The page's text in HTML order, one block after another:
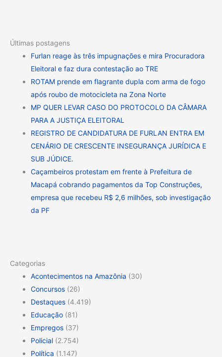
Últimas postagens
Furlan reage às três impugnações e mira Procuradora
Eleitoral e faz dura contestação ao TRE
ROTAM prende em flagrante dupla com arma de fogo
após roubo de motocicleta na Zona Norte
MP QUER LEVAR CASO DO PROTOCOLO DA CÂMARA
PARA A JUSTIÇA ELEITORAL
REGISTRO DE CANDIDATURA DE FURLAN ENTRA EM
CENÁRIO DE CRESCENTE INSEGURANÇA JURÍDICA E
SUB JÚDICE.
Caçambeiros protestam em frente à Prefeitura de
Macapá cobrando pagamentos da Top Construções,
empresa que recebeu R$ 2,6 milhões, sob investigação
da PF
Categorias
Acontecimentos na Amazônia (30)
Concursos (26)
Destaques (4.419)
Educação (81)
Empregos (37)
Policial (2.754)
Política (1.147)